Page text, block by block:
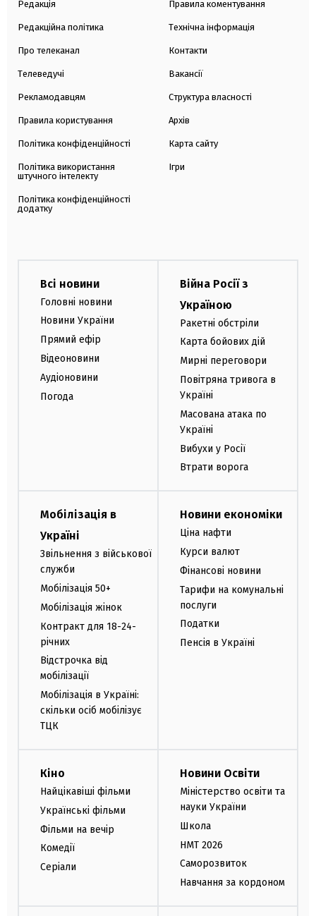
Редакція
Редакційна політика
Про телеканал
Телеведучі
Рекламодавцям
Правила користування
Політика конфіденційності
Політика використання
штучного інтелекту
Політика конфіденційності
додатку
Правила коментування
Технічна інформація
Контакти
Вакансії
Структура власності
Архів
Карта сайту
Ігри
Всі новини
Головні новини
Новини України
Прямий ефір
Відеоновини
Аудіоновини
Погода
Війна Росії з
Україною
Ракетні обстріли
Карта бойових дій
Мирні переговори
Повітряна тривога в
Україні
Масована атака по
Україні
Вибухи у Росії
Втрати ворога
Мобілізація в
Україні
Звільнення з військової
служби
Мобілізація 50+
Мобілізація жінок
Контракт для 18-24-
річних
Відстрочка від
мобілізації
Мобілізація в Україні:
скільки осіб мобілізує
ТЦК
Новини економіки
Ціна нафти
Курси валют
Фінансові новини
Тарифи на комунальні
послуги
Податки
Пенсія в Україні
Кіно
Найцікавіші фільми
Українські фільми
Фільми на вечір
Комедії
Серіали
Новини Освіти
Міністерство освіти та
науки України
Школа
НМТ 2026
Саморозвиток
Навчання за кордоном